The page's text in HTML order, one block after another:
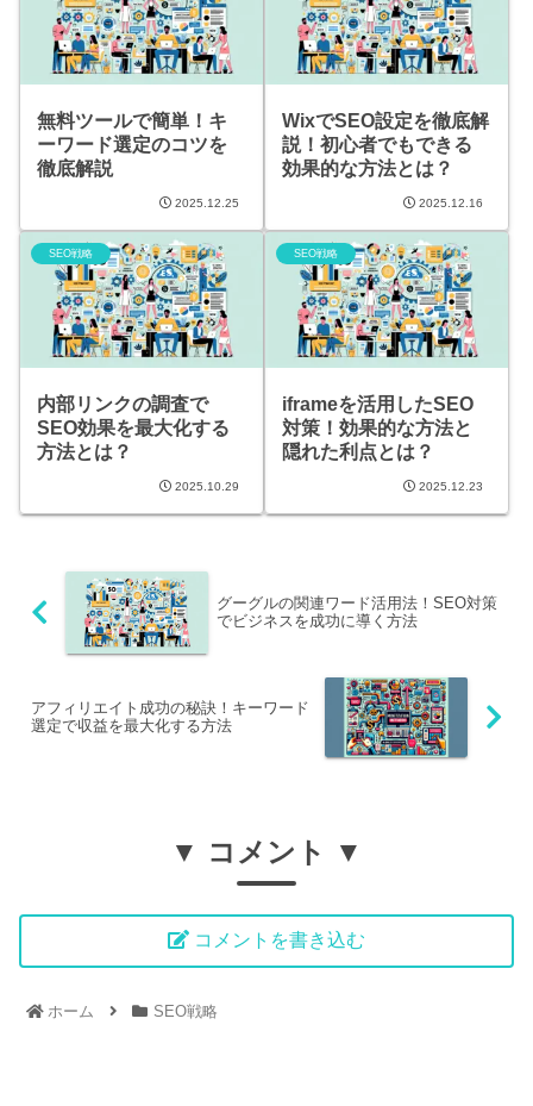
無料ツールで簡単！キ
ーワード選定のコツを
徹底解説
2025.12.25
WixでSEO設定を徹底解
説！初心者でもできる
効果的な方法とは？
2025.12.16
SEO戦略
内部リンクの調査で
SEO効果を最大化する
方法とは？
2025.10.29
SEO戦略
iframeを活用したSEO
対策！効果的な方法と
隠れた利点とは？
2025.12.23
グーグルの関連ワード活用法！SEO対策
でビジネスを成功に導く方法
アフィリエイト成功の秘訣！キーワード
選定で収益を最大化する方法
▼ コメント ▼
コメントを書き込む
ホーム SEO戦略